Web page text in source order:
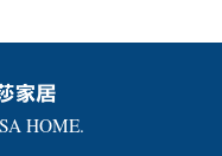
HOME.